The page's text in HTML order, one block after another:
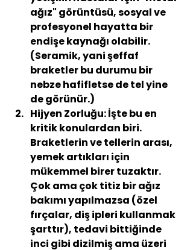
ağız" görüntüsü, sosyal ve
profesyonel hayatta bir
endişe kaynağı olabilir.
(Seramik, yani şeffaf
braketler bu durumu bir
nebze hafifletse de tel yine
de görünür.)
Hijyen Zorluğu: İşte bu en
kritik konulardan biri.
Braketlerin ve tellerin arası,
yemek artıkları için
mükemmel birer tuzaktır.
Çok ama çok titiz bir ağız
bakımı yapılmazsa (özel
fırçalar, diş ipleri kullanmak
şarttır), tedavi bittiğinde
inci gibi dizilmiş ama üzeri